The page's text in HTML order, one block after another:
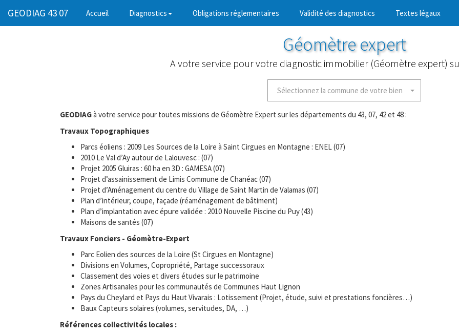
GEODIAG 43 07 Accueil (current)Diagnostics Obligations réglementaires Validité des diagnostics Textes légaux
Géomètre expert
A votre service pour votre diagnostic immobilier (Géomètre expert)
Sélectionnez la commune de votre bien
GEODIAGà votre service pour toutes missions de Géomètre Expert sur les départements du 43, 07, 42 et 48 :
Travaux Topographiques
Parcs éoliens : 2009 Les Sources de la Loire à Saint Cirgues en Montagne : ENEL (07)
2010 Le Val d’Ay autour de Lalouvesc : (07)
Projet 2005 Gluiras : 60 ha en 3D : GAMESA (07)
Projet d’assainissement de Limis Commune de Chanéac (07)
Projet d’Aménagement du centre du Village de Saint Martin de Valamas (07)
Plan d’intérieur, coupe, façade (réaménagement de bâtiment)
Plan d’implantation avec épure validée : 2010 Nouvelle Piscine du Puy (43)
Maisons de santés (07)
Travaux Fonciers - Géomètre-Expert
Parc Eolien des sources de la Loire (St Cirgues en Montagne)
Divisions en Volumes, Copropriété, Partage successoraux
Classement des voies et divers études sur le patrimoine
Zones Artisanales pour les communautés de Communes Haut Lignon
Pays du Cheylard et Pays du Haut Vivarais : Lotissement (Projet, étude, suivi et prestations foncières…)
Baux Capteurs solaires (volumes, servitudes, DA, …)
Références collectivités locales :